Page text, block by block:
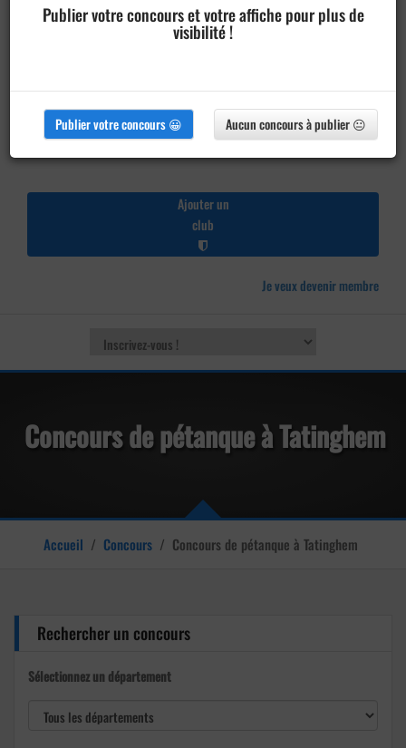
Ajouter un
club
Je veux devenir membre
Concours de pétanque à Tatinghem
Accueil / Concours / Concours de pétanque à Tatinghem
Rechercher un concours
Sélectionnez un département
Publier votre concours et votre affiche pour plus de
visibilité !
Publier votre concours 😀 Aucun concours à publier 😐